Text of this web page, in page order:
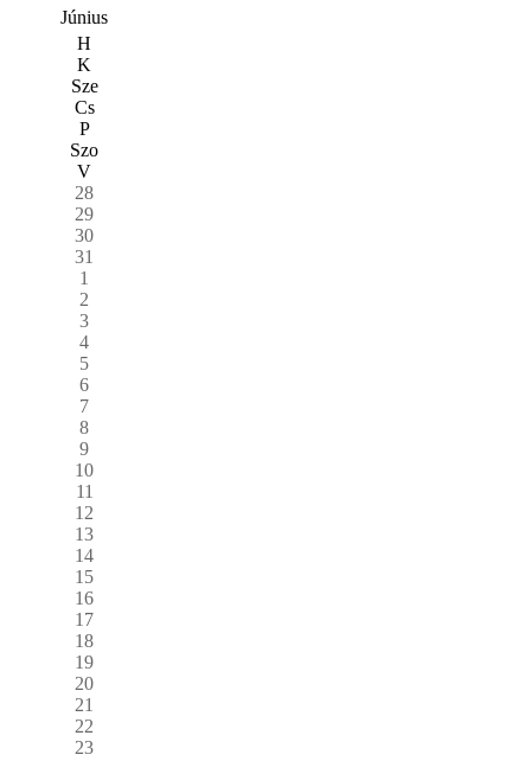
Június
H
K
Sze
Cs
P
Szo
V
28
29
30
31
1
2
3
4
5
6
7
8
9
10
11
12
13
14
15
16
17
18
19
20
21
22
23